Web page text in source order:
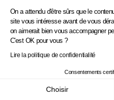
On a attendu d'être sûrs que le
site vous intéresse avant de vous
on aimerait bien vous accompagner
C'est OK pour vous ?
Lire la politique de confidentialité
Consentements
Choisir